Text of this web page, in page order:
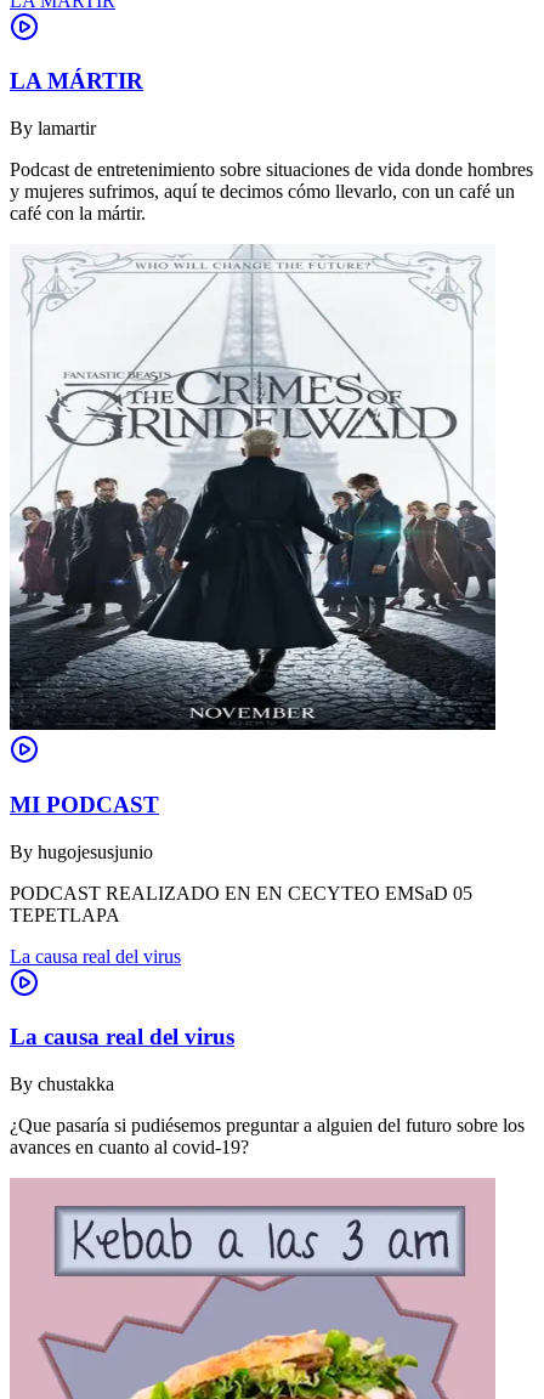
LA MÁRTIR
By lamartir
Podcast de entretenimiento sobre situaciones de vida donde hombres
y mujeres sufrimos, aquí te decimos cómo llevarlo, con un café un
café con la mártir.
MI PODCAST
By hugojesusjunio
PODCAST REALIZADO EN EN CECYTEO EMSaD 05
TEPETLAPA
La causa real del virus
La causa real del virus
By chustakka
¿Que pasaría si pudiésemos preguntar a alguien del futuro sobre los
avances en cuanto al covid-19?